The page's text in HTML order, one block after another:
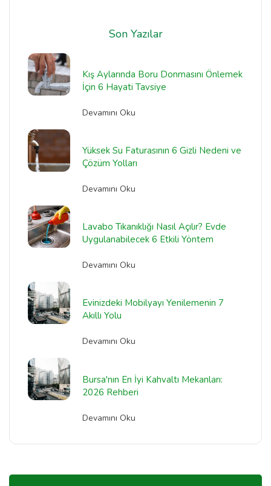
Son Yazılar
Kış Aylarında Boru Donmasını Önlemek
İçin 6 Hayati Tavsiye
Devamını Oku
Yüksek Su Faturasının 6 Gizli Nedeni ve
Çözüm Yolları
Devamını Oku
Lavabo Tıkanıklığı Nasıl Açılır? Evde
Uygulanabilecek 6 Etkili Yöntem
Devamını Oku
Evinizdeki Mobilyayı Yenilemenin 7
Akıllı Yolu
Devamını Oku
Bursa'nın En İyi Kahvaltı Mekanları:
2026 Rehberi
Devamını Oku